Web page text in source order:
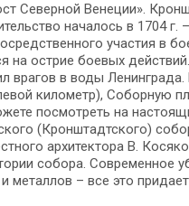
Северной Венеции».
началось в 1704
участия в
на острие боевых
врагов в воды
километр), Соборную
посмотреть на
(Кронштадтского)
архитектора В.
собора. Современное
металлов – все это